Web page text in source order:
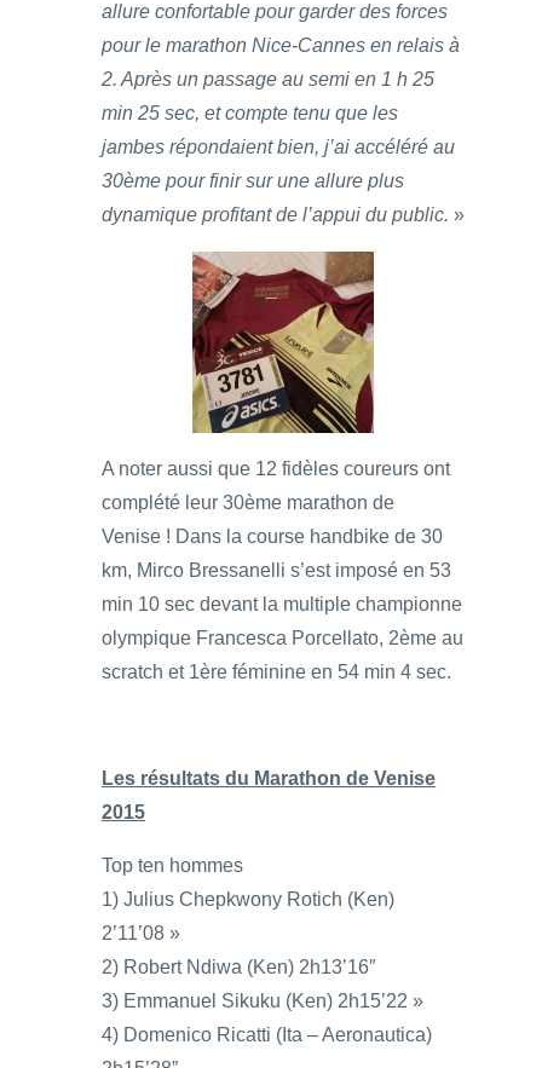
allure confortable pour garder des forces
pour le marathon Nice-Cannes en relais à
2. Après un passage au semi en 1 h 25
min 25 sec, et compte tenu que les
jambes répondaient bien, j’ai accéléré au
30ème pour finir sur une allure plus
dynamique profitant de l’appui du public. »
A noter aussi que 12 fidèles coureurs ont
complété leur 30ème marathon de
Venise ! Dans la course handbike de 30
km, Mirco Bressanelli s’est imposé en 53
min 10 sec devant la multiple championne
olympique Francesca Porcellato, 2ème au
scratch et 1ère féminine en 54 min 4 sec.
Les résultats du Marathon de Venise
2015
Top ten hommes
1) Julius Chepkwony Rotich (Ken)
2’11’08 »
2) Robert Ndiwa (Ken) 2h13’16″
3) Emmanuel Sikuku (Ken) 2h15’22 »
4) Domenico Ricatti (Ita – Aeronautica)